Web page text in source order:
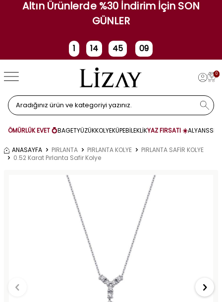
Altın Ürünlerde %30 İndirim İçin SON
GÜNLER
1
Gün
14
Saat
45 09
0
ÖMÜRLÜK EVET 💍BAGETYÜZÜKKOLYEKÜPEBİLEKLİKYAZ FIRSATI ☀️ALYANS
ANASAYFA PIRLANTA PIRLANTA KOLYE
PIRLANTA SAFİR KOLYE
0.52 Karat Pırlanta Safir Kolye